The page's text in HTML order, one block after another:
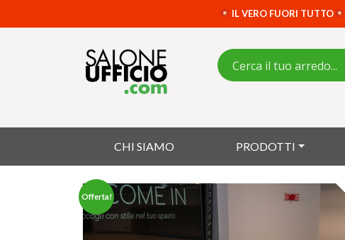
IL VERO FUORI TUTTO
CHI SIAMO PRODOTTI
Offerta!